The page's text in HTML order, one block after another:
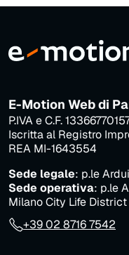
E-Motion Web di
P.IVA e C.F.
Iscritta al Registro
REA MI-1643554
Sede legale: p.le
Sede operativa: p.le
Milano City Life District
+39 02 8716 7542